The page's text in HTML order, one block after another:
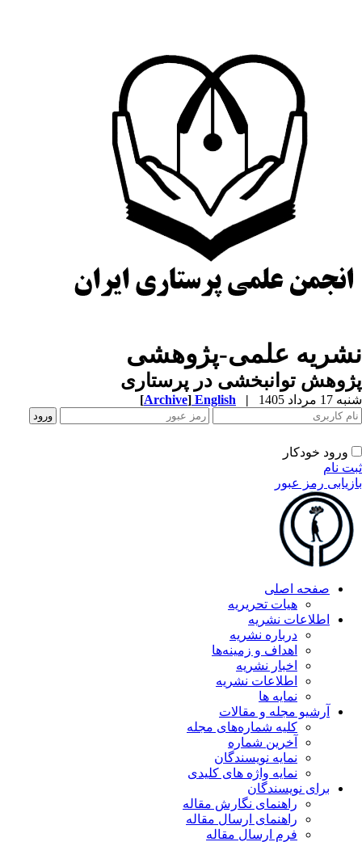
علمی-پژوهشی
توانبخشی در پرستاری
مرداد 1405 |
English
[Archive]
ورود خودکار
نام
رمز عبور
صفحه اصلی
هیات تحریریه
اطلاعات نشریه
درباره نشریه
اهداف و زمینه‌ها
اخبار نشریه
اطلاعات نشریه
نمایه ها
آرشیو مجله و مقالات
کلیه شماره‌های مجله
آخرین شماره
نمایه نویسندگان
نمایه واژه های کلیدی
برای نویسندگان
راهنمای نگارش مقاله
راهنمای ارسال مقاله
فرم ارسال مقاله